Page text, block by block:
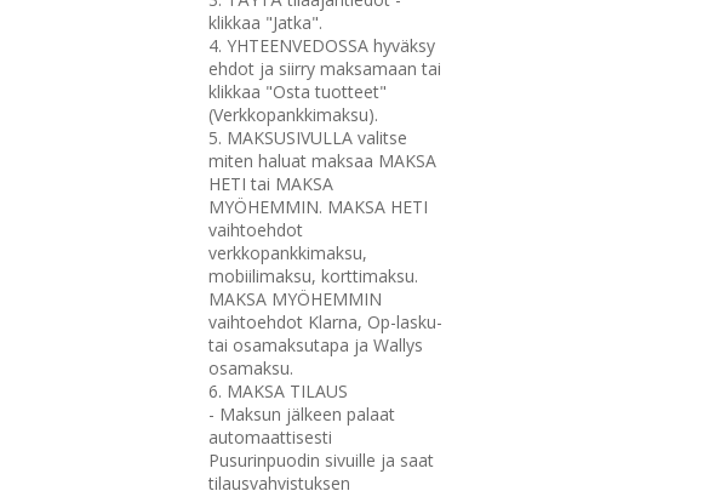
klikkaa "Jatka".
4. YHTEENVEDOSSA hyväksy
ehdot ja siirry maksamaan tai
klikkaa "Osta tuotteet"
(Verkkopankkimaksu).
5. MAKSUSIVULLA valitse
miten haluat maksaa MAKSA
HETI tai MAKSA
MYÖHEMMIN. MAKSA HETI
vaihtoehdot
verkkopankkimaksu,
mobiilimaksu, korttimaksu.
MAKSA MYÖHEMMIN
vaihtoehdot Klarna, Op-lasku-
tai osamaksutapa ja Wallys
osamaksu.
6. MAKSA TILAUS
- Maksun jälkeen palaat
automaattisesti
Pusurinpuodin sivuille ja saat
tilausvahvistuksen